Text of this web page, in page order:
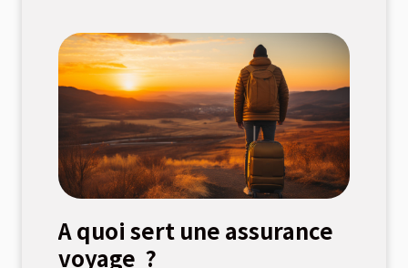
A quoi sert une assurance
voyage ?